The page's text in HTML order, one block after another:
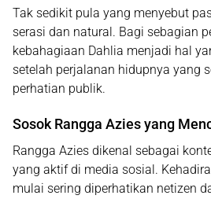
Tak sedikit pula yang menyebut
serasi dan natural. Bagi sebagian
kebahagiaan Dahlia menjadi hal
setelah perjalanan hidupnya yang
perhatian publik.
Sosok Rangga Azies yang
Rangga Azies dikenal sebagai
yang aktif di media sosial.
mulai sering diperhatikan netizen